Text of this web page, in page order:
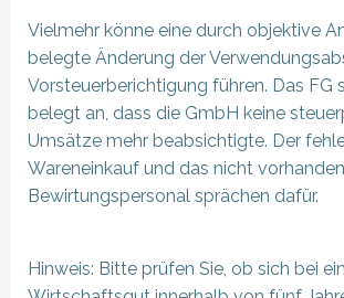
Vielmehr könne eine durch objektive
belegte Änderung der
Vorsteuerberichtigung führen. Das FG
belegt an, dass die GmbH keine
Umsätze mehr beabsichtigte. Der
Wareneinkauf und das nicht
Bewirtungspersonal sprächen dafür.
Hinweis: Bitte prüfen Sie, ob sich bei